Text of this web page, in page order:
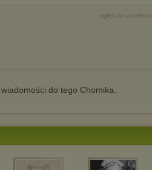
zgłoś do usunięcia
do tego Chomika.